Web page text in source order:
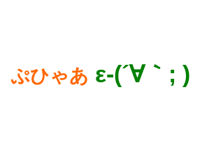
ぷひゃあ ε-(´∀｀; )